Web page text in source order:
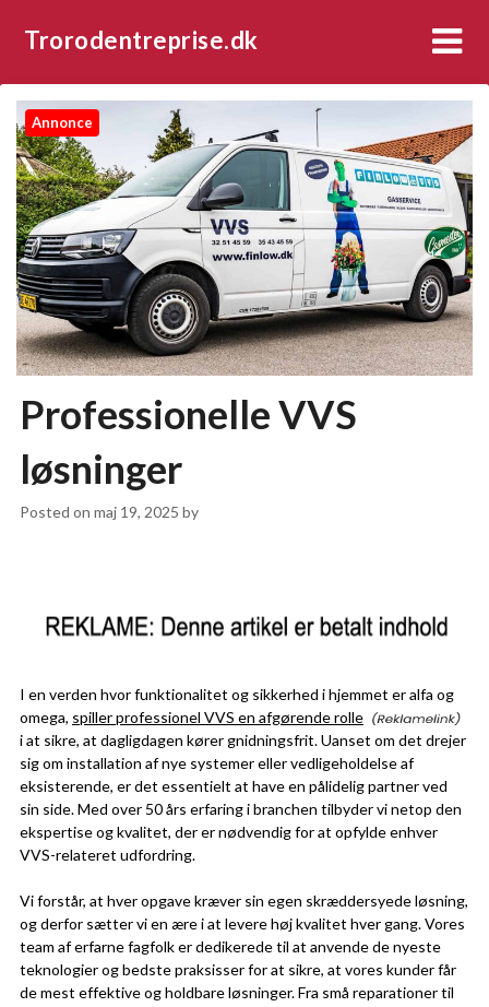
Trorodentreprise.dk
Annonce
Professionelle VVS
løsninger
Posted on maj 19, 2025 by
I en verden hvor funktionalitet og sikkerhed i hjemmet er alfa og
omega, spiller professionel VVS en afgørende rolle
i at sikre, at dagligdagen kører gnidningsfrit. Uanset om det drejer
sig om installation af nye systemer eller vedligeholdelse af
eksisterende, er det essentielt at have en pålidelig partner ved
sin side. Med over 50 års erfaring i branchen tilbyder vi netop den
ekspertise og kvalitet, der er nødvendig for at opfylde enhver
VVS-relateret udfordring.
Vi forstår, at hver opgave kræver sin egen skræddersyede løsning,
og derfor sætter vi en ære i at levere høj kvalitet hver gang. Vores
team af erfarne fagfolk er dedikerede til at anvende de nyeste
teknologier og bedste praksisser for at sikre, at vores kunder får
de mest effektive og holdbare løsninger. Fra små reparationer til